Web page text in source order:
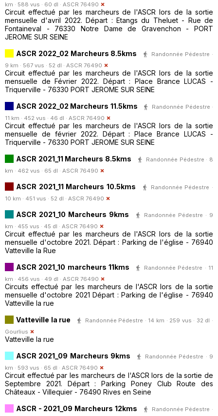
km · 588 vus · 60 dl · ASCR 76490
Circuit effectué par les marcheurs de l'ASCR lors de la sortie
mensuelle d'avril 2022. Départ : Etangs du Theluet - Rue de
Fontaineval - 76330 Notre Dame de Gravenchon - PORT
JEROME SUR SEINE
ASCR 2022_02 Marcheurs 8.5kms
Randonnée Pédestre ·
9 km · 567 vus · 52 dl · ASCR 76490
Circuit effectué par les marcheurs de l'ASCR lors de la sortie
mensuelle de Février 2022. Départ : Place Brance LUCAS -
Triquerville - 76330 PORT JEROME SUR SEINE
ASCR 2022_02 Marcheurs 11.5kms
Randonnée Pédestre ·
11 km · 452 vus · 46 dl · ASCR 76490
Circuit effectué par les marcheurs de l'ASCR lors de la sortie
mensuelle de février 2022. Départ : Place Brance LUCAS -
Triquerville - 76330 PORT JEROME SUR SEINE
ASCR 2021_11 Marcheurs 8.5kms
Randonnée Pédestre · 8
km · 462 vus · 65 dl · ASCR 76490
ASCR 2021_11 Marcheurs 10.5kms
Randonnée Pédestre ·
10 km · 451 vus · 52 dl · ASCR 76490
ASCR 2021_10 Marcheurs 9kms
Randonnée Pédestre · 9
km · 455 vus · 45 dl · ASCR 76490
Circuit effectué par les marcheurs de l'ASCR lors de la sortie
mensuelle d'octobre 2021. Départ : Parking de l'église - 76940
Vatteville la Rue
ASCR 2021_10 marcheurs 11kms
Randonnée Pédestre · 11
km · 456 vus · 49 dl · ASCR 76490
Circuits effectué par les marcheurs de l'ASCR lors de la sortie
mensuelle d'octobre 2021 Départ : Parking de l'église - 76940
Vatteville la rue
Vatteville la rue
Randonnée Pédestre · 14 km · 259 vus · 32 dl ·
Gourlius
Vatteville la rue
ASCR 2021_09 Marcheurs 9kms
Randonnée Pédestre · 9
km · 593 vus · 65 dl · ASCR 76490
Circuit effectué par les marcheurs de l'ASCR lors de la sortie de
Septembre 2021. Départ : Parking Poney Club Route des
Châteaux - Villequier - 76490 Rives en Seine
ASCR - 2021_09 Marcheurs 12kms
Randonnée Pédestre ·